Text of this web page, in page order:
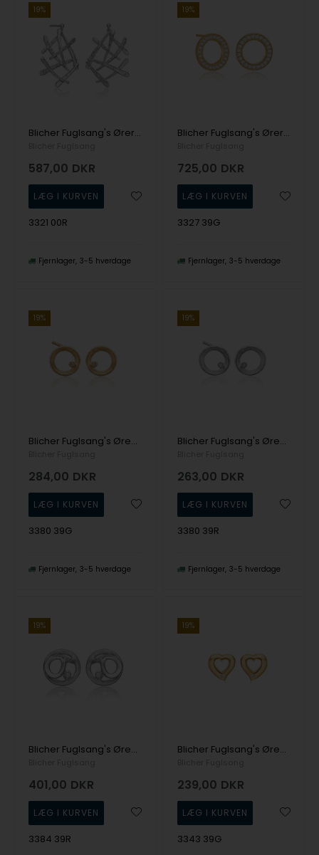
19%
Blicher Fuglsang's Øreringe med kreative detaljer
587,00 DKR
3321 00R
Fjernlager 3-5 hverdage
19%
Blicher Fuglsang's Øreringe i guldbelagt sølv
725,00 DKR
3327 39G
Fjernlager 3-5 hverdage
19%
Blicher Fuglsang's Ørestikker i guldbelagt sølv
284,00 DKR
3380 39G
Fjernlager 3-5 hverdage
19%
Blicher Fuglsang's Ørestikker i sølv
263,00 DKR
3380 39R
Fjernlager 3-5 hverdage
19%
Blicher Fuglsang's Ørestikker i sølv
401,00 DKR
3384 39R
19%
Blicher Fuglsang's Ørestikkere med hjerte
239,00 DKR
3343 39G